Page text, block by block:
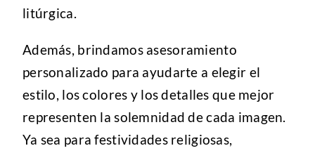
litúrgica.
Además, brindamos asesoramiento
personalizado para ayudarte a elegir el
estilo, los colores y los detalles que mejor
representen la solemnidad de cada imagen.
Ya sea para festividades religiosas,